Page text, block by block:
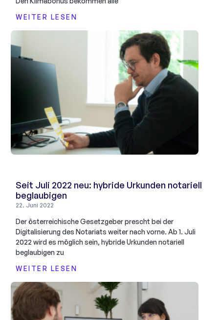
WEITER LESEN
Seit Juli 2022 neu: hybride Urkunden notariell
beglaubigen
22. Juni 2022
Der österreichische Gesetzgeber prescht bei der
Digitalisierung des Notariats weiter nach vorne. Ab 1. Juli
2022 wird es möglich sein, hybride Urkunden notariell
beglaubigen zu
WEITER LESEN